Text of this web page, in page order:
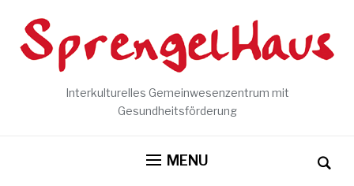
Interkulturelles Gemeinwesenzentrum mit
Gesundheitsförderung
MENU